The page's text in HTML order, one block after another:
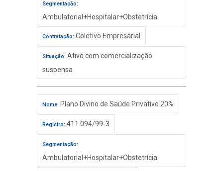
Segmentação:
Ambulatorial+Hospitalar+Obstetrícia
Contratação: Coletivo Empresarial
Situação: Ativo com comercialização
suspensa
Nome: Plano Divino de Saúde Privativo 20%
Registro: 411.094/99-3
Segmentação:
Ambulatorial+Hospitalar+Obstetrícia